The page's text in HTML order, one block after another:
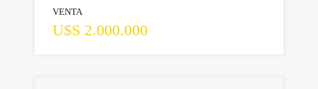
VENTA
U$S 2.000.000